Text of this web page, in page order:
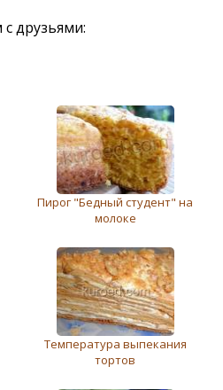
друзьями:
Пирог "Бедный студент" на
молоке
Температура выпекания
тортов